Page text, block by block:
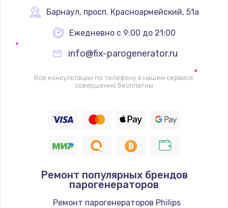
Барнаул, просп. Красноармейский, 51а
Ежедневно с 9:00 до 21:00
info@fix-parogenerator.ru
Все консультации по телефону в нашем сервисе
совершенно бесплатны
Ремонт популярных брендов
парогенераторов
Ремонт парогенераторов Philips